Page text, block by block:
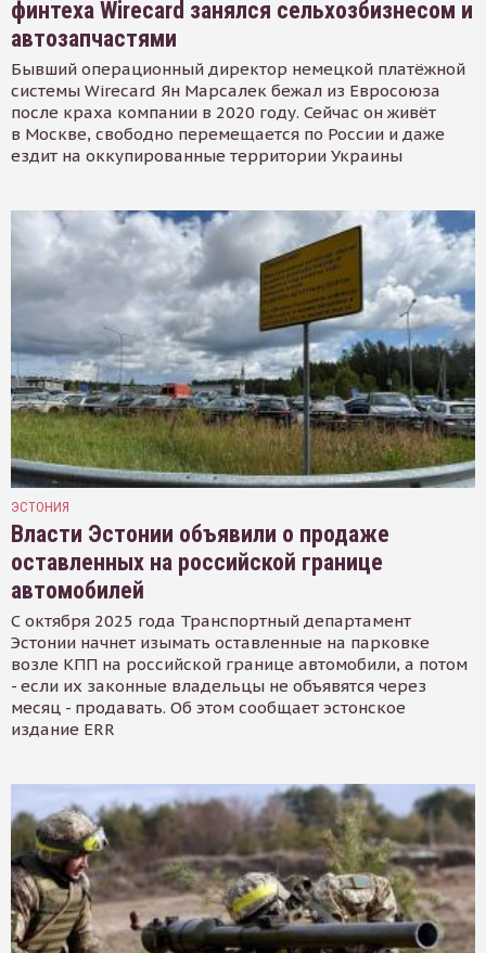
финтеха Wirecard занялся сельхозбизнесом и
автозапчастями
Бывший операционный директор немецкой платёжной
системы Wirecard Ян Марсалек бежал из Евросоюза
после краха компании в 2020 году. Сейчас он живёт
в Москве, свободно перемещается по России и даже
ездит на оккупированные территории Украины
ЭСТОНИЯ
Власти Эстонии объявили о продаже
оставленных на российской границе
автомобилей
С октября 2025 года Транспортный департамент
Эстонии начнет изымать оставленные на парковке
возле КПП на российской границе автомобили, а потом
- если их законные владельцы не объявятся через
месяц - продавать. Об этом сообщает эстонское
издание ERR